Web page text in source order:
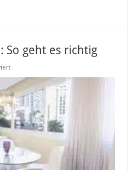
So geht es richtig
für
reinigen
Haus:
So
geht
es
richtig